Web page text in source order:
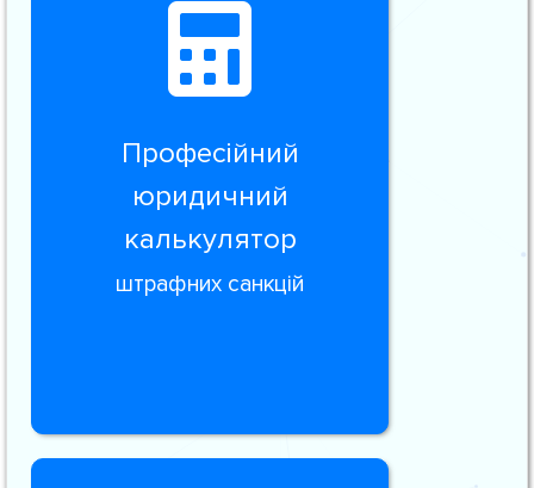
Професійний
юридичний
калькулятор
штрафних санкцій